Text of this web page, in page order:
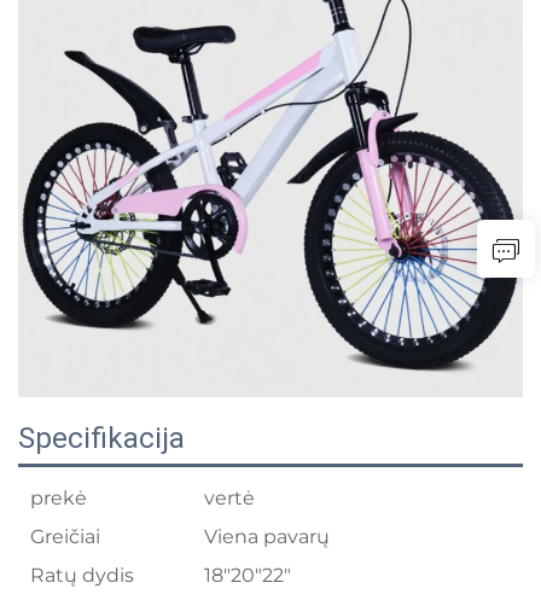
Specifikacija
prekė
vertė
Greičiai
Viena pavarų
Ratų dydis
18"20"22"